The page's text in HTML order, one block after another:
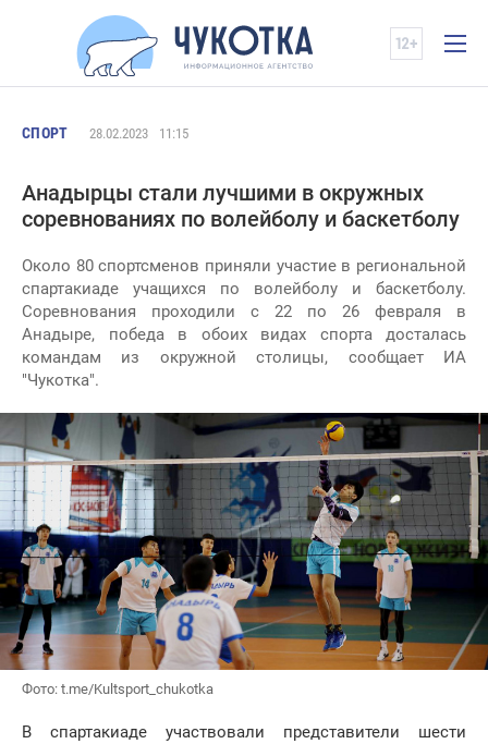
СПОРТ 28.02.2023 11:15
Анадырцы стали лучшими в окружных
соревнованиях по волейболу и баскетболу
Около 80 спортсменов приняли участие в региональной
спартакиаде учащихся по волейболу и баскетболу.
Соревнования проходили с 22 по 26 февраля в
Анадыре, победа в обоих видах спорта досталась
командам из окружной столицы, сообщает ИА
"Чукотка".
Фото: t.me/Kultsport_chukotka
В спартакиаде участвовали представители шести